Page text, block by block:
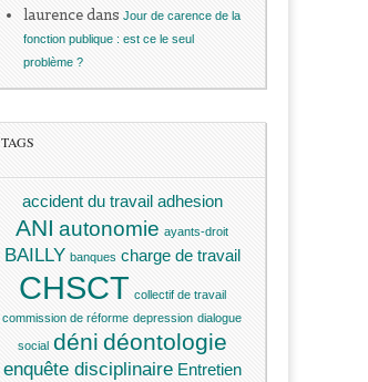
laurencedans Jour de carence de la
fonction publique : est ce le seul
problème ?
TAGS
accident du travail adhesion
ANI autonomie ayants-droit
BAILLY banques charge de travail
CHSCT collectif de travail
commission de réforme depression dialogue
social déni déontologie
enquête disciplinaire Entretien